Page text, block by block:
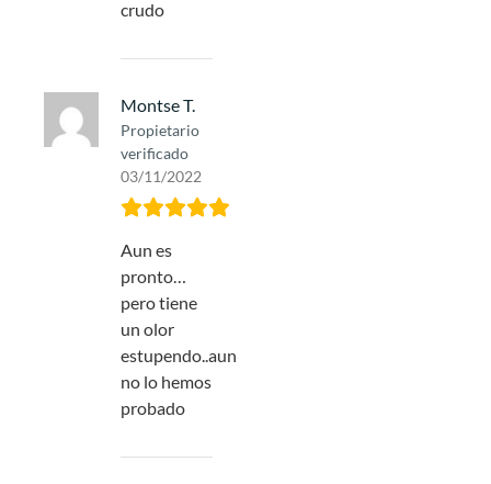
crudo
Montse T.
Propietario
verificado
03/11/2022
Aun es
pronto…
pero tiene
un olor
estupendo..aun
no lo hemos
probado